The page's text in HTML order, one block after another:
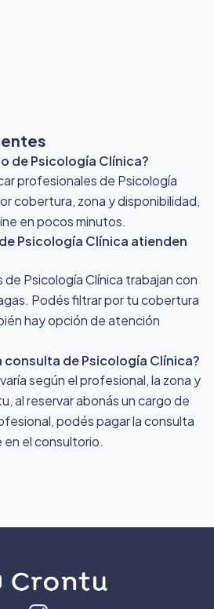
de Psicología Clínica?
profesionales de Psicología
cobertura, zona y disponibilidad,
en pocos minutos.
Psicología Clínica atienden
Psicología Clínica trabajan con
Podés filtrar por tu cobertura
hay opción de atención
de Psicología Clínica?
según el profesional, la zona y
al reservar abonás un cargo de
podés pagar la consulta
el consultorio.